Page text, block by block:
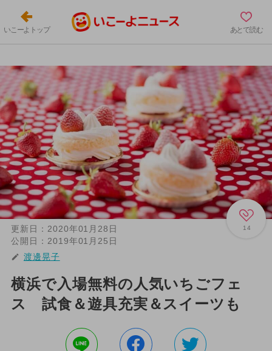
いこーよトップ あとで読む
14
更新日： 2020年01月28日
公開日： 2019年01月25日
渡邊晃子
横浜で入場無料の人気いちごフェ
ス 試食＆遊具充実＆スイーツも